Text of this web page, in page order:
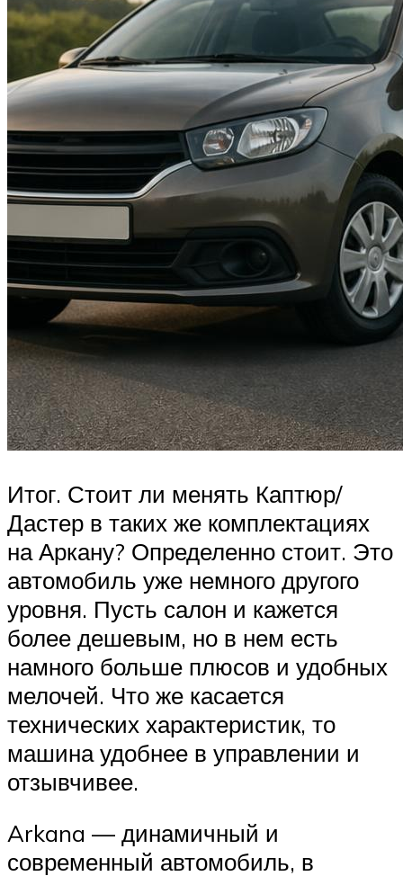
Итог. Стоит ли менять Каптюр/
Дастер в таких же комплектациях
на Аркану? Определенно стоит. Это
автомобиль уже немного другого
уровня. Пусть салон и кажется
более дешевым, но в нем есть
намного больше плюсов и удобных
мелочей. Что же касается
технических характеристик, то
машина удобнее в управлении и
отзывчивее.
Arkana — динамичный и
современный автомобиль, в